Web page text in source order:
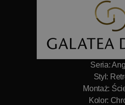
Seria:
Styl:
Montaż:
Kolor: